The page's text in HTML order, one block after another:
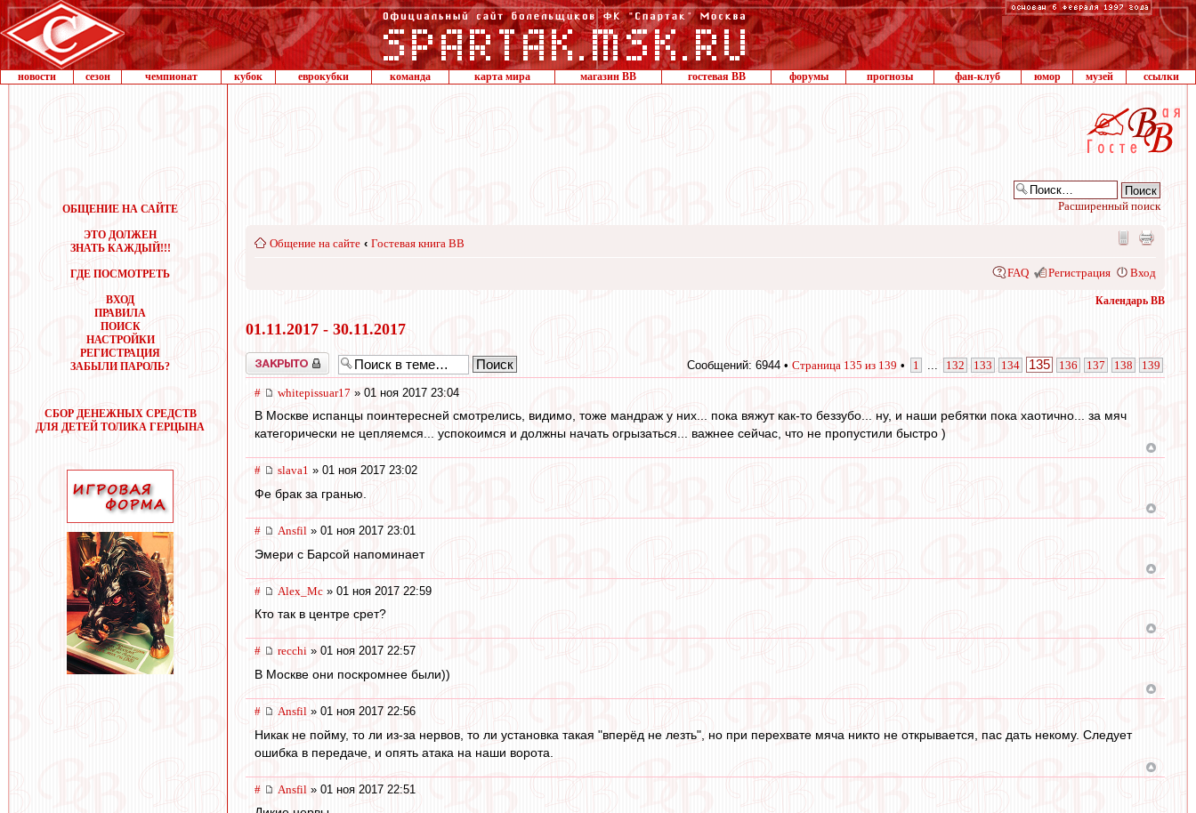
новости сезон чемпионат кубок еврокубки команда карта мира магазин ВВ гостевая ВВ форумы прогнозы фан-клуб юмор музей ссылки
ОБЩЕНИЕ НА САЙТЕ
ЭТО ДОЛЖЕН
ЗНАТЬ КАЖДЫЙ!!!
ГДЕ ПОСМОТРЕТЬ
ВХОД
ПРАВИЛА
ПОИСК
НАСТРОЙКИ
РЕГИСТРАЦИЯ
ЗАБЫЛИ ПАРОЛЬ?
СБОР ДЕНЕЖНЫХ СРЕДСТВ
ДЛЯ ДЕТЕЙ ТОЛИКА ГЕРЦЫНА
Расширенный поиск
Общение на сайте ‹ Гостевая книга ВВ
FAQ Регистрация Вход
Календарь ВВ
01.11.2017 - 30.11.2017
Закрыто Сообщений: 6944 • Страница 135 из 139 • 1 132 133 134 135 136 137 138 139
# whitepissuar17 » 01 ноя 2017 23:04
В Москве испанцы поинтересней смотрелись, видимо, тоже мандраж у них... пока вяжут как-то беззубо... ну, и наши ребятки пока хаотично... за мяч
категорически не цепляемся... успокоимся и должны начать огрызаться... важнее сейчас, что не пропустили быстро )
# slava1 » 01 ноя 2017 23:02
Фе брак за гранью.
# Ansfil » 01 ноя 2017 23:01
Эмери с Барсой напоминает
# Alex_Mc » 01 ноя 2017 22:59
Кто так в центре срет?
# recchi » 01 ноя 2017 22:57
В Москве они поскромнее были))
# Ansfil » 01 ноя 2017 22:56
Никак не пойму, то ли из-за нервов, то ли установка такая "вперёд не лезть", но при перехвате мяча никто не открывается, пас дать некому. Следует
ошибка в передаче, и опять атака на наши ворота.
# Ansfil » 01 ноя 2017 22:51